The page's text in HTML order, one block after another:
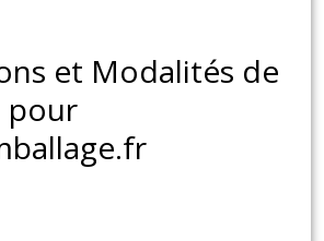
et Modalités de
pour